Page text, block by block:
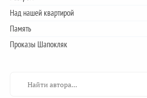
Над нашей квартирой
Память
Проказы Шапокляк